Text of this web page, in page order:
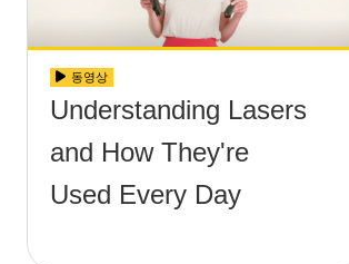
동영상
Understanding Lasers
and How They're
Used Every Day